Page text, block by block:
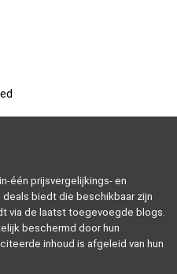
één prijsvergelijkings- en
biedt die beschikbaar zijn
via de laatst toegevoegde blogs.
beschermd door hun
inhoud is afgeleid van hun